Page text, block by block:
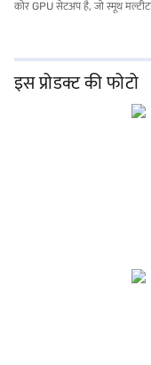
कोर GPU सेटअप है, जो स्मूथ
फिनिश में आता है जो प्रीमियम और
क्रिएशन, डिज़ाइन वर्क और मीडिया
पोर्टेबिलिटी और इमर्सिवशिप के
करने में मदद मिलती है. 2TB के
प्रोफेशनल्स, छात्रों और क्रिएटर्स के
किसी समझौते के कठिन कार्यों को
इस प्रोडक्ट की फोटो